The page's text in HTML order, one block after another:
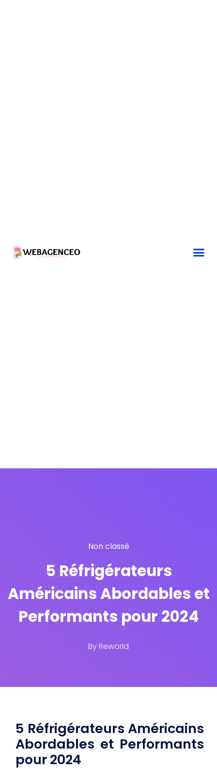
Non classé
5 Réfrigérateurs
Américains Abordables et
Performants pour 2024
ByReworld
5 Réfrigérateurs Américains
Abordables et Performants
pour 2024